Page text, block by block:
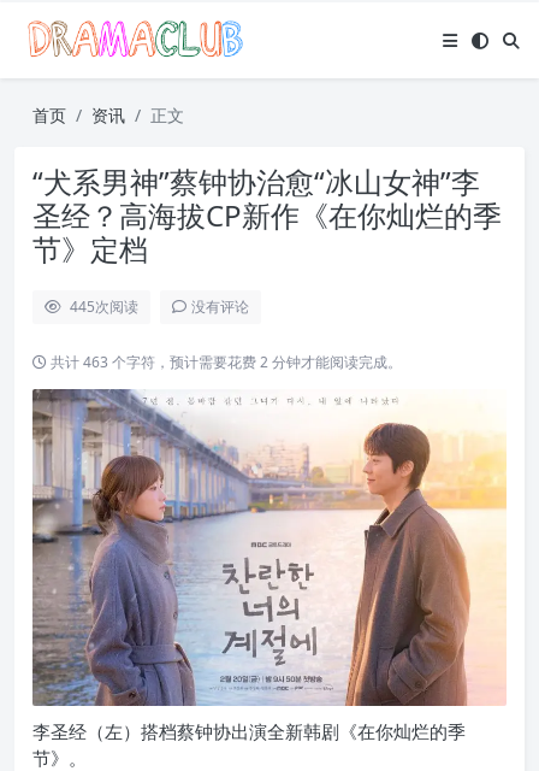
首页 资讯 正文
“犬系男神”蔡钟协治愈“冰山女神”李
圣经？高海拔CP新作《在你灿烂的季
节》定档
445次阅读 没有评论
共计 463 个字符，预计需要花费 2 分钟才能阅读完成。
李圣经（左）搭档蔡钟协出演全新韩剧《在你灿烂的季
节》。